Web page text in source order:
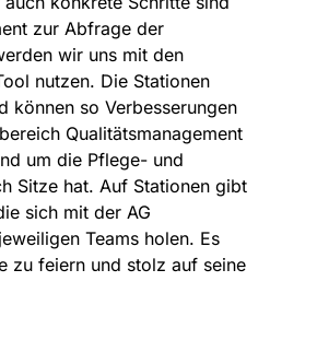
zur Abfrage der
wir uns mit den
nutzen. Die Stationen
können so Verbesserungen
Qualitätsmanagement
um die Pflege- und
Sitze hat. Auf Stationen gibt
sich mit der AG
Teams holen. Es
zu feiern und stolz auf seine